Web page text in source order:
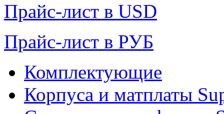
Прайc-лист в USD
Прайc-лист в РУБ
Комплектующие
Корпуса и матплаты